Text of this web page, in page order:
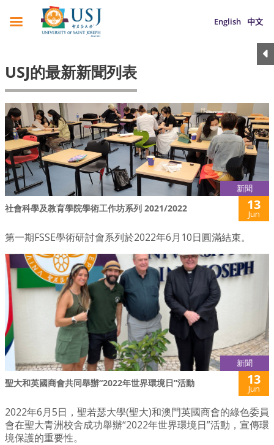
English 中文
USJ的最新新聞列表
新聞
社會科學及教育學院學術工作坊系列 2021/2022 13
Jun
第一期FSSE學術研討會系列於2022年6月10日圓滿結束。
新聞
聖大和英國商會共同舉辦“2022年世界環境日”活動 13
Jun
2022年6月5日，聖若瑟大學(聖大)和澳門英國商會的綠色委員
會在聖大青洲校舍成功舉辦“2022年世界環境日”活動，宣傳環
境保護的重要性。